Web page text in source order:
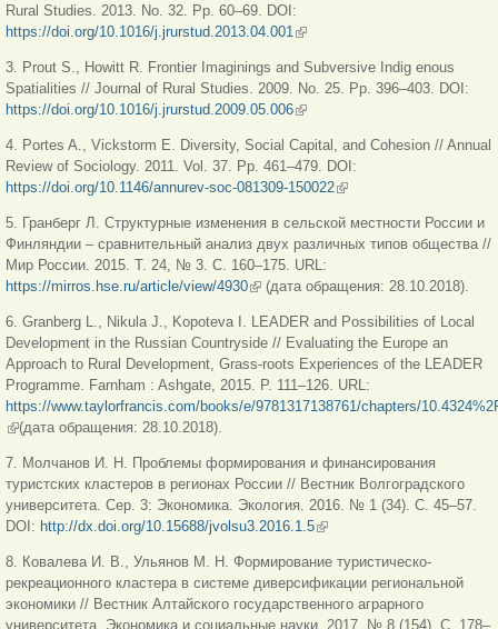
Rural Studies. 2013. No. 32. Pp. 60–69. DOI:
https://doi.org/10.1016/j.jrurstud.2013.04.001(link is external)
3. Prout S., Howitt R. Frontier Imaginings and Subversive Indig enous
Spatialities // Journal of Rural Studies. 2009. No. 25. Pp. 396–403. DOI:
https://doi.org/10.1016/j.jrurstud.2009.05.006(link is external)
4. Portes A., Vickstorm E. Diversity, Social Capital, and Cohesion // Annual
Review of Sociology. 2011. Vol. 37. Pp. 461–479. DOI:
https://doi.org/10.1146/annurev-soc-081309-150022(link is external)
5. Гранберг Л. Структурные изменения в сельской местности России и
Финляндии – сравнительный анализ двух различных типов общества //
Мир России. 2015. Т. 24, № 3. С. 160–175. URL:
https://mirros.hse.ru/article/view/4930(link is external)
(дата обращения: 28.10.2018).
6. Granberg L., Nikula J., Kopoteva I. LEADER and Possibilities of Local
Development in the Russian Countryside // Evaluating the Europe an
Approach to Rural Development, Grass-roots Experiences of the LEADER
Programme. Farnham : Ashgate, 2015. Р. 111‒126. URL:
https://www.taylorfrancis.com/books/e/9781317138761/chapters/
(link is external)
(дата обращения: 28.10.2018).
7. Молчанов И. Н. Проблемы формирования и финансирования
туристских кластеров в регионах России // Вестник Волгоградского
университета. Сер. 3: Экономика. Экология. 2016. № 1 (34). С. 45‒57.
DOI: http://dx.doi.org/10.15688/jvolsu3.2016.1.5(link is external)
8. Ковалева И. В., Ульянов М. Н. Формирование туристическо-
рекреационного кластера в системе диверсификации региональной
экономики // Вестник Алтайского государственного аграрного
университета. Экономика и социальные науки. 2017. № 8 (154). С. 178‒